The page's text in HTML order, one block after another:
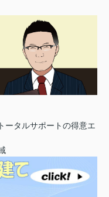
ータルサポートの得意エ